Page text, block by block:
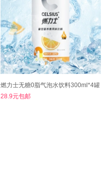
燃力士无糖0脂气泡水饮料300ml*4罐
28.9元包邮